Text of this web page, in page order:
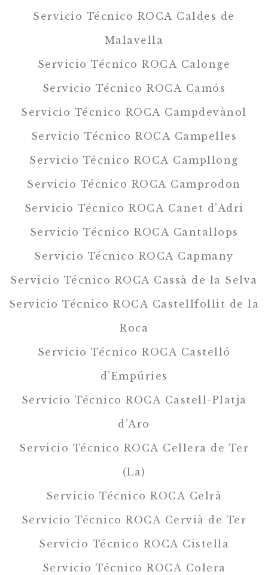
Servicio Técnico ROCA Caldes de
Malavella
Servicio Técnico ROCA Calonge
Servicio Técnico ROCA Camós
Servicio Técnico ROCA Campdevànol
Servicio Técnico ROCA Campelles
Servicio Técnico ROCA Campllong
Servicio Técnico ROCA Camprodon
Servicio Técnico ROCA Canet d’Adri
Servicio Técnico ROCA Cantallops
Servicio Técnico ROCA Capmany
Servicio Técnico ROCA Cassà de la Selva
Servicio Técnico ROCA Castellfollit de la
Roca
Servicio Técnico ROCA Castelló
d’Empúries
Servicio Técnico ROCA Castell-Platja
d’Aro
Servicio Técnico ROCA Cellera de Ter
(La)
Servicio Técnico ROCA Celrà
Servicio Técnico ROCA Cervià de Ter
Servicio Técnico ROCA Cistella
Servicio Técnico ROCA Colera